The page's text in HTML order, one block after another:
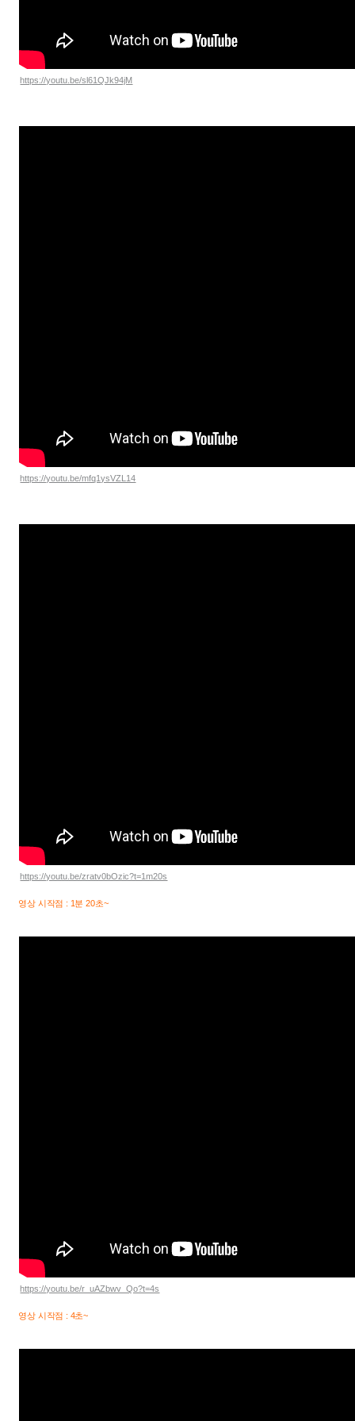
https://youtu.be/sl61QJk94jM
https://youtu.be/mfq1ysVZL14
https://youtu.be/zratv0bOzic?t=1m20s
영상 시작점 : 1분 20초~
https://youtu.be/r_uAZbwv_Qo?t=4s
영상 시작점 : 4초~